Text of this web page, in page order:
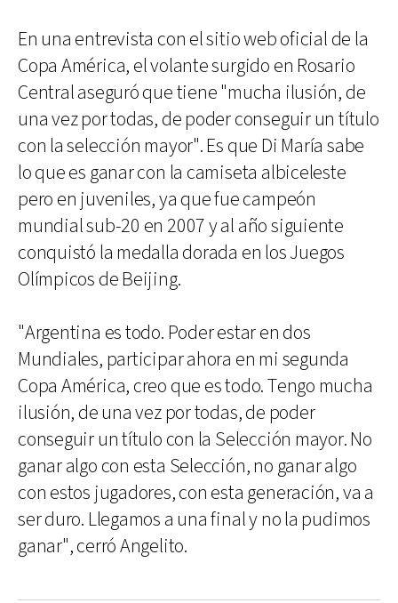
En una entrevista con el sitio web oficial de la
Copa América, el volante surgido en Rosario
Central aseguró que tiene "mucha ilusión, de
una vez por todas, de poder conseguir un título
con la selección mayor". Es que Di María sabe
lo que es ganar con la camiseta albiceleste
pero en juveniles, ya que fue campeón
mundial sub-20 en 2007 y al año siguiente
conquistó la medalla dorada en los Juegos
Olímpicos de Beijing.
"Argentina es todo. Poder estar en dos
Mundiales, participar ahora en mi segunda
Copa América, creo que es todo. Tengo mucha
ilusión, de una vez por todas, de poder
conseguir un título con la Selección mayor. No
ganar algo con esta Selección, no ganar algo
con estos jugadores, con esta generación, va a
ser duro. Llegamos a una final y no la pudimos
ganar", cerró Angelito.